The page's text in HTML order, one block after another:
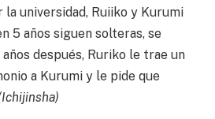
universidad, Ruiiko y Kurumi
5 años siguen solteras, se
después, Ruriko le trae un
a Kurumi y le pide que